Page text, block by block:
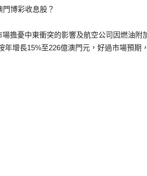
擔憂中東衝突的影響及航空公司因燃油附
年增長15%至226億澳門元，好過市場預期